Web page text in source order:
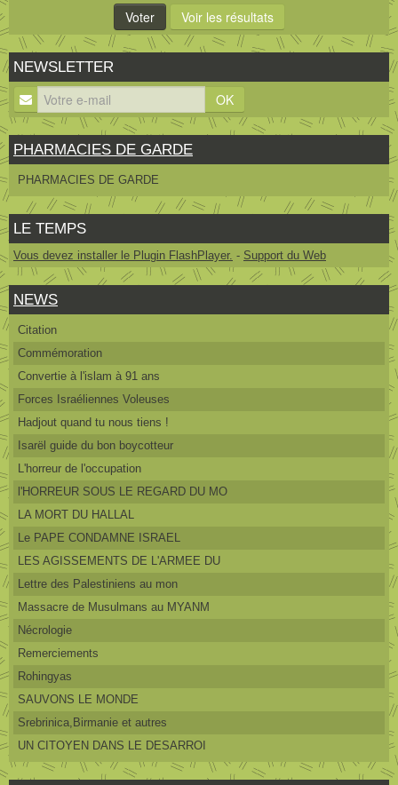
NEWSLETTER
OK
PHARMACIES DE GARDE
PHARMACIES DE GARDE
LE TEMPS
Vous devez installer le Plugin FlashPlayer. - Support du Web
NEWS
Citation
Commémoration
Convertie à l'islam à 91 ans
Forces Israéliennes Voleuses
Hadjout quand tu nous tiens !
Isarël guide du bon boycotteur
L'horreur de l'occupation
l'HORREUR SOUS LE REGARD DU MO
LA MORT DU HALLAL
Le PAPE CONDAMNE ISRAEL
LES AGISSEMENTS DE L'ARMEE DU
Lettre des Palestiniens au mon
Massacre de Musulmans au MYANM
Nécrologie
Remerciements
Rohingyas
SAUVONS LE MONDE
Srebrinica,Birmanie et autres
UN CITOYEN DANS LE DESARROI